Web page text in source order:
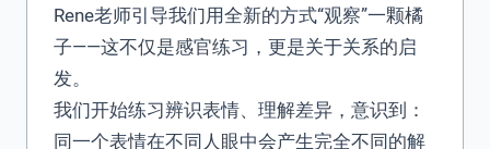
Rene老师引导我们用全新的方式“观察”一颗橘
子——这不仅是感官练习，更是关于关系的启
发。
我们开始练习辨识表情、理解差异，意识到：
同一个表情在不同人眼中会产生完全不同的解